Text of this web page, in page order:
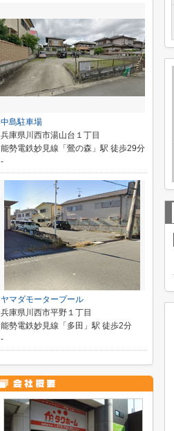
中島駐車場
兵庫県川西市湯山台１丁目
能勢電鉄妙見線「鶯の森」駅 徒歩29分
-
ヤマダモータープール
兵庫県川西市平野１丁目
能勢電鉄妙見線「多田」駅 徒歩2分
-